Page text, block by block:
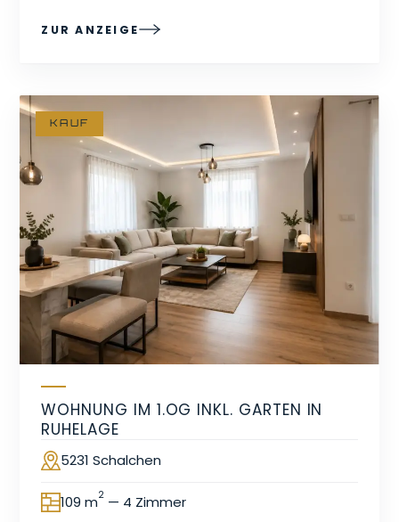
ZUR ANZEIGE
KAUF
WOHNUNG IM 1.OG INKL. GARTEN IN
RUHELAGE
Ort5231 Schalchen
Fläche
109 m2 — 4 Zimmer